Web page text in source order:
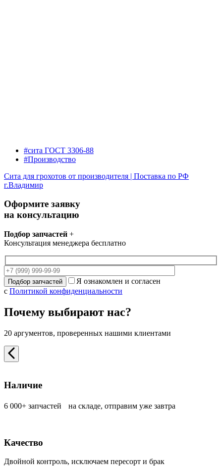
#сита ГОСТ 3306-88
#Производство
Сита для грохотов от производителя | Поставка по РФ
г.Владимир
Оформите заявку
на консультацию
Подбор запчастей +
Консультация менеджера бесплатно
Я ознакомлен и согласен
с Политикой конфиденциальности
Почему выбирают нас?
20 аргументов, проверенных нашими клиентами
Наличие
6 000+ запчастей на складе, отправим уже завтра
Качество
Двойной контроль, исключаем пересорт и брак